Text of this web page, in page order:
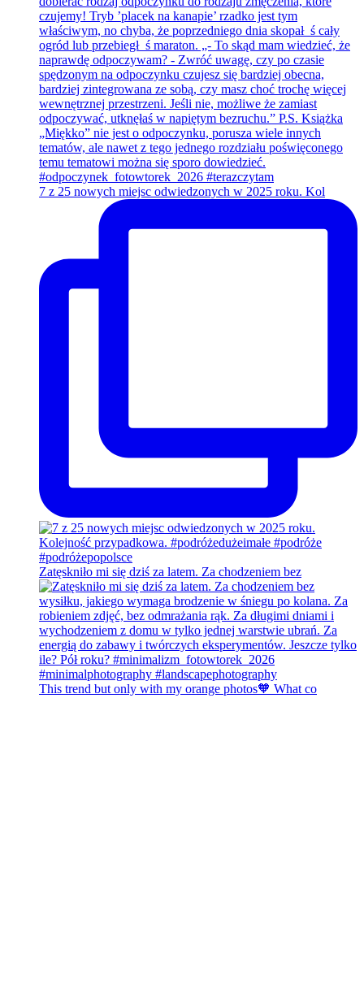
7 z 25 nowych miejsc odwiedzonych w 2025 roku. Kol
Zatęskniło mi się dziś za latem. Za chodzeniem bez
This trend but only with my orange photos🧡 What co